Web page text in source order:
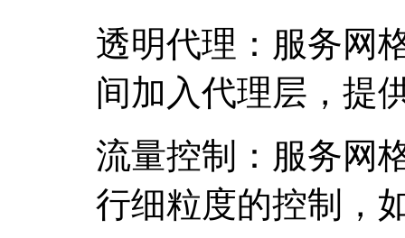
透明代理：服务网
间加入代理层，提
流量控制：服务网
行细粒度的控制，